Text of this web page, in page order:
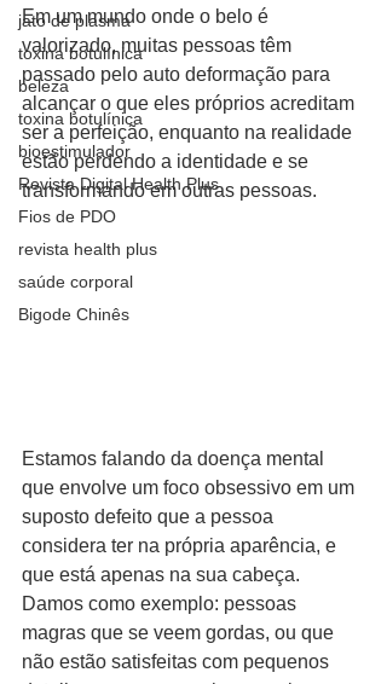
jato de plasma
toxina botulínica
beleza
toxina botulínica
bioestimulador
Revista Digital Health Plus
Fios de PDO
revista health plus
saúde corporal
Bigode Chinês
Em um mundo onde o belo é
valorizado, muitas pessoas têm
passado pelo auto deformação para
alcançar o que eles próprios acreditam
ser a perfeição, enquanto na realidade
estão perdendo a identidade e se
transformando em outras pessoas.
Estamos falando da doença mental
que envolve um foco obsessivo em um
suposto defeito que a pessoa
considera ter na própria aparência, e
que está apenas na sua cabeça.
Damos como exemplo: pessoas
magras que se veem gordas, ou que
não estão satisfeitas com pequenos